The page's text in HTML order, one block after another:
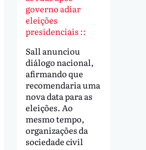
governo adiar
eleições
presidenciais ::
Sall anunciou
diálogo nacional,
afirmando que
recomendaria uma
nova data para as
eleições. Ao
mesmo tempo,
organizações da
sociedade civil